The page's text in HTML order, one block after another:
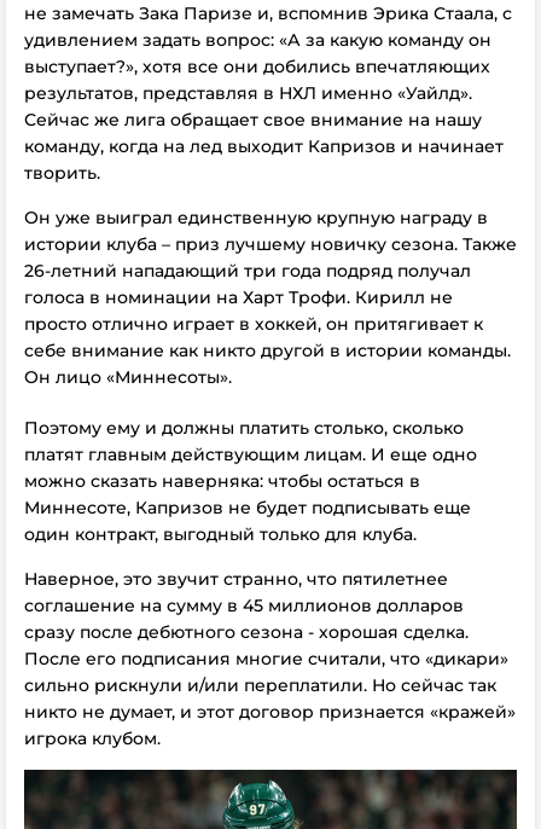
не замечать Зака Паризе и, вспомнив Эрика Стаала, с
удивлением задать вопрос: «А за какую команду он
выступает?», хотя все они добились впечатляющих
результатов, представляя в НХЛ именно «Уайлд».
Сейчас же лига обращает свое внимание на нашу
команду, когда на лед выходит Капризов и начинает
творить.
Он уже выиграл единственную крупную награду в
истории клуба – приз лучшему новичку сезона. Также
26-летний нападающий три года подряд получал
голоса в номинации на Харт Трофи. Кирилл не
просто отлично играет в хоккей, он притягивает к
себе внимание как никто другой в истории команды.
Он лицо «Миннесоты».
Поэтому ему и должны платить столько, сколько
платят главным действующим лицам. И еще одно
можно сказать наверняка: чтобы остаться в
Миннесоте, Капризов не будет подписывать еще
один контракт, выгодный только для клуба.
Наверное, это звучит странно, что пятилетнее
соглашение на сумму в 45 миллионов долларов
сразу после дебютного сезона - хорошая сделка.
После его подписания многие считали, что «дикари»
сильно рискнули и/или переплатили. Но сейчас так
никто не думает, и этот договор признается «кражей»
игрока клубом.